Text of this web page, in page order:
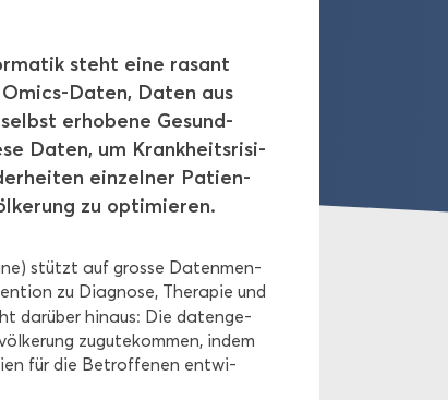
steht eine ra­sant
​Daten, Daten aus
er­ho­be­ne Ge­sund­
Daten, um Krank­heits­ri­si­
ein­zel­ner Pa­ti­en­
zu op­ti­mie­ren.
stützt auf gros­se Da­ten­men­
zu Dia­gno­se, The­ra­pie und
dar­über hin­aus: Die da­ten­ge­
zu­gu­te­kom­men, indem
für die Be­trof­fe­nen ent­wi­